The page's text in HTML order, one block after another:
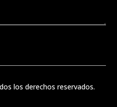
los derechos reservados.